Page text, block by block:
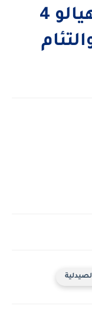
كريم هيالو 4